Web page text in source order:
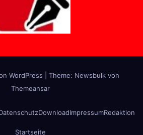
WordPress Theme: Newsbulk von
Themeansar
DownloadImpressumRedaktion
Startseite